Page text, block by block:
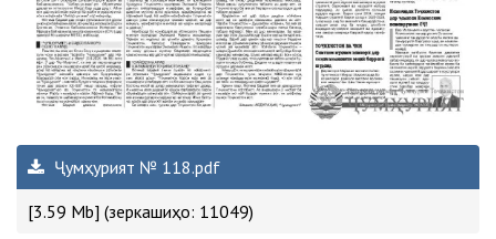
Ҷумҳурият № 118.pdf
[3.59 Mb] (зеркашиҳо: 11049)